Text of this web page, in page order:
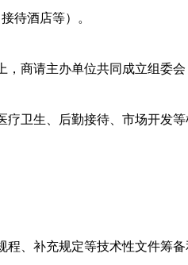
待酒店等）。
，商请主办单位共同成立组委
卫生、后勤接待、市场开发等
、补充规定等技术性文件筹